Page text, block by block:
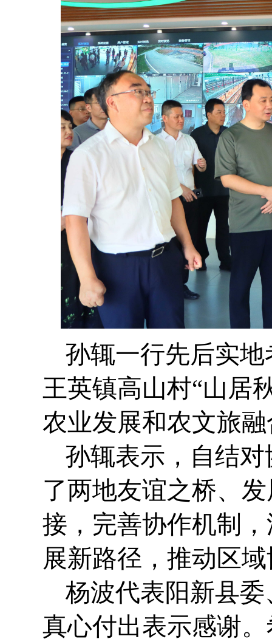
孙辄一行先后实
王英镇高山村“山居
农业发展和农文旅
孙辄表示，自结
了两地友谊之桥、
接，完善协作机制
展新路径，推动区
杨波代表阳新县
真心付出表示感谢